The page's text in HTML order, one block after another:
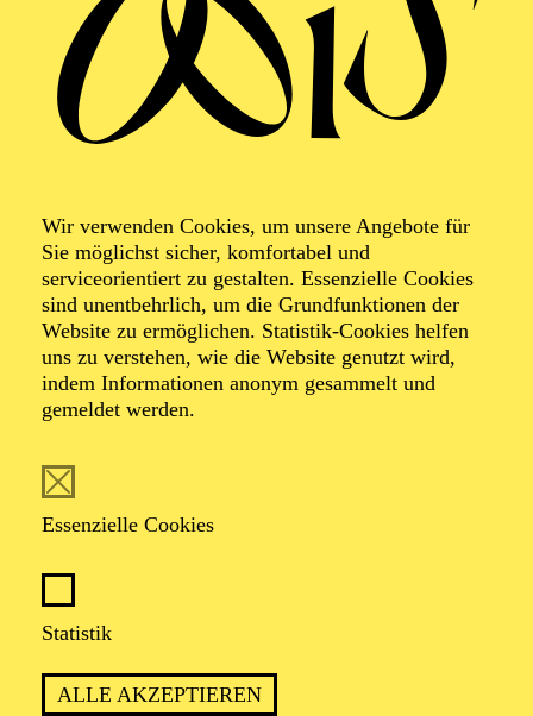
Wir verwenden Cookies, um unsere Angebote für
Sie möglichst sicher, komfortabel und
serviceorientiert zu gestalten. Essenzielle Cookies
sind unentbehrlich, um die Grundfunktionen der
Website zu ermöglichen. Statistik-Cookies helfen
uns zu verstehen, wie die Website genutzt wird,
indem Informationen anonym gesammelt und
gemeldet werden.
Essenzielle Cookies
Statistik
ALLE AKZEPTIEREN
Valeria Lampadova
Videografie
Valeria Lampadova erhielt ihre tänzerische Ausbildung
am Arts Dance Department of the Royal Conservatory
entstanden auch erste Videoaufnahmen, und seit 2014
widmet sie sich dieser Leidenschaft intensiv. 2018
absolvierte sie ihr Studium „Kamera und Schnitt“ an